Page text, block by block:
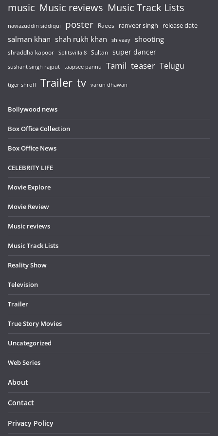
music Music reviews Music Track Lists
nawazuddin siddiqui poster Raees ranveer singh release date
salman khan shah rukh khan shivaay shooting
shraddha kapoor Splitsvilla 8 Sultan super dancer
sushant singh rajput taapsee pannu Tamil teaser Telugu
tiger shroff Trailer tv varun dhawan
Bollywood news
Box Office Collection
Box Office News
CELEBRITY LIFE
Movie Explore
Movie Review
Music reviews
Music Track Lists
Reality Show
Television
Trailer
True Story Movies
Uncategorized
Web Series
About
Contact
Privacy Policy